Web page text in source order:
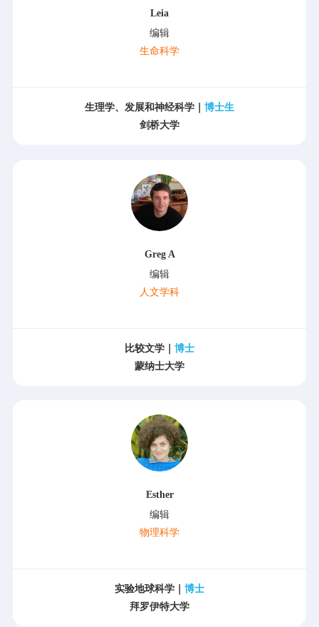
Leia
编辑
生命科学
生理学、发展和神经科学｜ 博士生
剑桥大学
Greg A
编辑
人文学科
比较文学｜ 博士
蒙纳士大学
Esther
编辑
物理科学
实验地球科学｜ 博士
拜罗伊特大学